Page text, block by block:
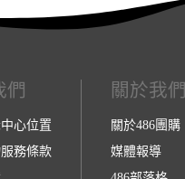
們
心位置
務條款
關於我們
關於486團購
媒體報導